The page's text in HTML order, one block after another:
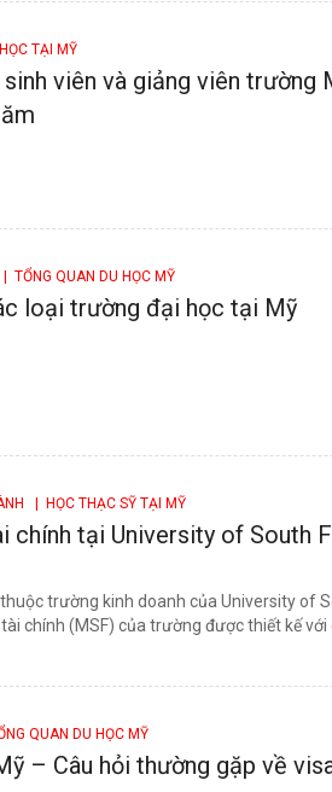
TẠI MỸ
viên và giảng viên trường
| TỔNG QUAN DU HỌC MỸ
loại trường đại học tại Mỹ
| HỌC THẠC SỸ TẠI MỸ
chính tại University of South
trường kinh doanh của University of
chính (MSF) của trường được thiết kế với
QUAN DU HỌC MỸ
– Câu hỏi thường gặp về